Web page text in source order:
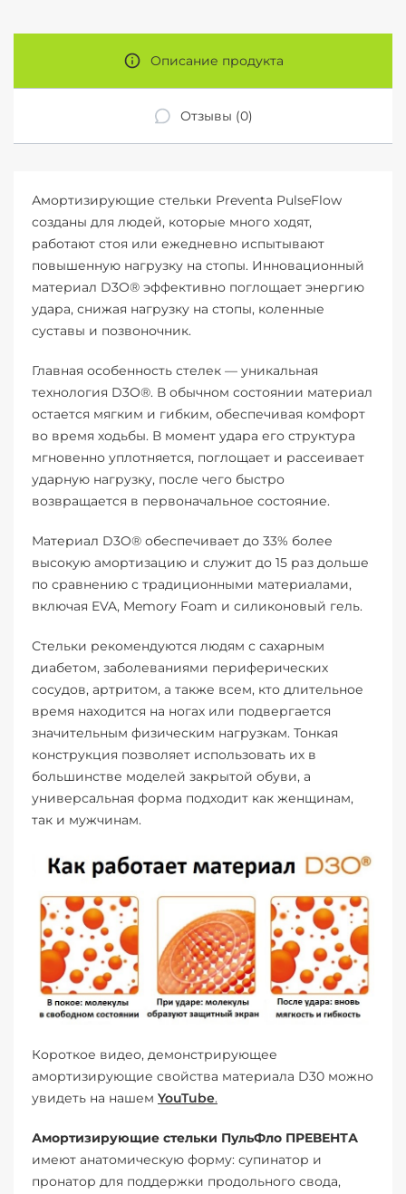
Описание продукта
Отзывы (0)
Амортизирующие стельки Preventa PulseFlow
созданы для людей, которые много ходят,
работают стоя или ежедневно испытывают
повышенную нагрузку на стопы. Инновационный
материал D3O® эффективно поглощает энергию
удара, снижая нагрузку на стопы, коленные
суставы и позвоночник.
Главная особенность стелек — уникальная
технология D3O®. В обычном состоянии материал
остается мягким и гибким, обеспечивая комфорт
во время ходьбы. В момент удара его структура
мгновенно уплотняется, поглощает и рассеивает
ударную нагрузку, после чего быстро
возвращается в первоначальное состояние.
Материал D3O® обеспечивает до 33% более
высокую амортизацию и служит до 15 раз дольше
по сравнению с традиционными материалами,
включая EVA, Memory Foam и силиконовый гель.
Стельки рекомендуются людям с сахарным
диабетом, заболеваниями периферических
сосудов, артритом, а также всем, кто длительное
время находится на ногах или подвергается
значительным физическим нагрузкам. Тонкая
конструкция позволяет использовать их в
большинстве моделей закрытой обуви, а
универсальная форма подходит как женщинам,
так и мужчинам.
Короткое видео, демонстрирующее
амортизирующие свойства материала D30 можно
увидеть на нашем YouTube.
Амортизирующие стельки ПульФло ПРЕВЕНТА
имеют анатомическую форму: супинатор и
пронатор для поддержки продольного свода,